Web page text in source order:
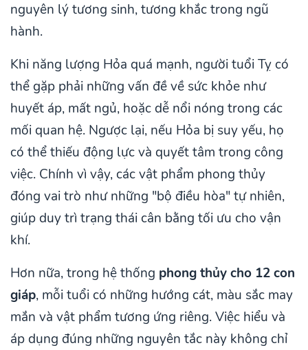
nguyên lý tương sinh, tương khắc trong ngũ
hành.
Khi năng lượng Hỏa quá mạnh, người tuổi Tỵ có
thể gặp phải những vấn đề về sức khỏe như
huyết áp, mất ngủ, hoặc dễ nổi nóng trong các
mối quan hệ. Ngược lại, nếu Hỏa bị suy yếu, họ
có thể thiếu động lực và quyết tâm trong công
việc. Chính vì vậy, các vật phẩm phong thủy
đóng vai trò như những "bộ điều hòa" tự nhiên,
giúp duy trì trạng thái cân bằng tối ưu cho vận
khí.
Hơn nữa, trong hệ thống phong thủy cho 12 con
giáp, mỗi tuổi có những hướng cát, màu sắc may
mắn và vật phẩm tương ứng riêng. Việc hiểu và
áp dụng đúng những nguyên tắc này không chỉ